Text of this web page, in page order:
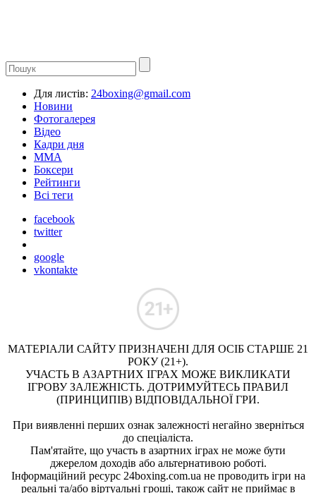
Для листів: 24boxing@gmail.com
Новини
Фотогалерея
Відео
Кадри дня
ММА
Боксери
Рейтинги
Всі теги
facebook
twitter
google
vkontakte
МАТЕРІАЛИ САЙТУ ПРИЗНАЧЕНІ ДЛЯ ОСІБ СТАРШЕ 21
РОКУ (21+).
УЧАСТЬ В АЗАРТНИХ ІГРАХ МОЖЕ ВИКЛИКАТИ
ІГРОВУ ЗАЛЕЖНІСТЬ. ДОТРИМУЙТЕСЬ ПРАВИЛ
(ПРИНЦИПІВ) ВІДПОВІДАЛЬНОЇ ГРИ.
При виявленні перших ознак залежності негайно зверніться
до спеціаліста.
Пам'ятайте, що участь в азартних іграх не може бути
джерелом доходів або альтернативою роботі.
Інформаційний ресурс 24boxing.com.ua не проводить ігри на
реальні та/або віртуальні гроші, також сайт не приймає в